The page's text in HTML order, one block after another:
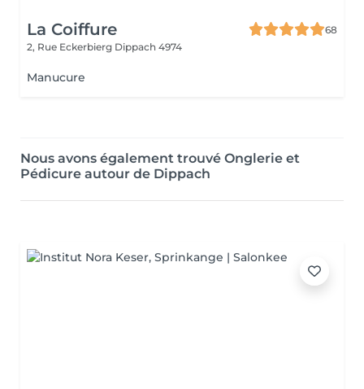
La Coiffure
68
2, Rue Eckerbierg Dippach 4974
Manucure
Nous avons également trouvé Onglerie et
Pédicure autour de Dippach